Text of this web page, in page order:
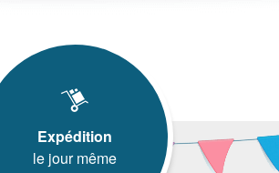
Expédition
le jour même